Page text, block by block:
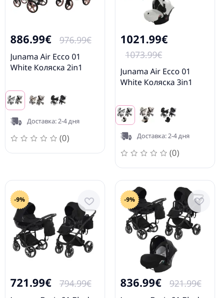
886.99€ 976.99€
Junama Air Ecco 01
White Коляска 2in1
Доставка: 2-4 дня
(0)
1021.99€
1073.99€
Junama Air Ecco 01
White Коляска 3in1
Доставка: 2-4 дня
(0)
-9%
721.99€ 794.99€
-9%
836.99€ 921.99€